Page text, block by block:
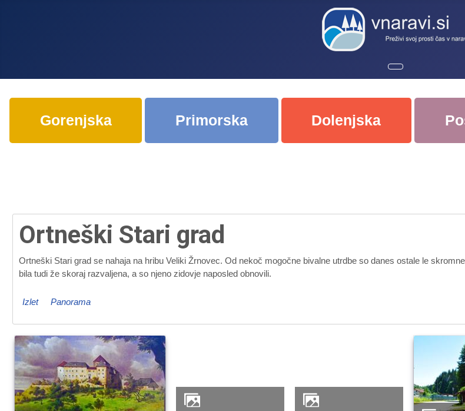
Gorenjska Primorska Dolenjska
Ortneški Stari grad
Ortneški Stari grad se nahaja na hribu Veliki Žrnovec. Od nekoč mogočne bivalne utrdbe so danes ostale le
bila tudi že skoraj razvaljena, a so njeno zidovje naposled obnovili.
Izlet Panorama